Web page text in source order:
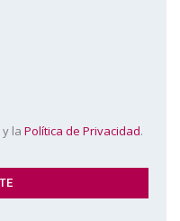
y la Política de Privacidad.